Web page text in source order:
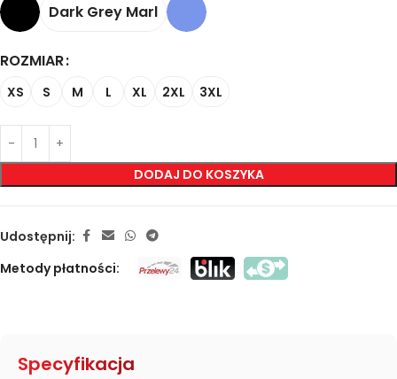
Dark Grey Marl
ROZMIAR
XS S M L XL 2XL 3XL
DODAJ DO KOSZYKA
Udostępnij:
Metody płatności:
Specyfikacja